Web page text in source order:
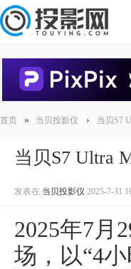
首页 » 当贝投影仪 › 当贝S7
当贝S7 Ultra
发表在 当贝投影仪 2025-7-31
2025年7月
场，以“4